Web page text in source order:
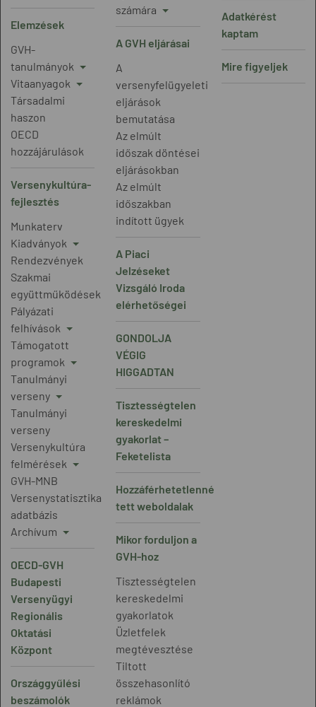
Elemzések
GVH-
tanulmányok
Vitaanyagok
Társadalmi
haszon
OECD
hozzájárulások
Versenykultúra-
fejlesztés
Munkaterv
Kiadványok
Rendezvények
Szakmai
együttműködések
Pályázati
felhívások
Támogatott
programok
Tanulmányi
verseny
Tanulmányi
verseny
Versenykultúra
felmérések
GVH-MNB
Versenystatisztika
adatbázis
Archívum
OECD-GVH
Budapesti
Versenyügyi
Regionális
Oktatási
Központ
Országgyűlési
beszámolók
számára
A GVH eljárásai
A
versenyfelügyeleti
eljárások
bemutatása
Az elmúlt
időszak döntései
eljárásokban
Az elmúlt
időszakban
indított ügyek
A Piaci
Jelzéseket
Vizsgáló Iroda
elérhetőségei
GONDOLJA
VÉGIG
HIGGADTAN
Tisztességtelen
kereskedelmi
gyakorlat –
Feketelista
Hozzáférhetetlenné
tett weboldalak
Mikor forduljon a
GVH-hoz
Tisztességtelen
kereskedelmi
gyakorlatok
Üzletfelek
megtévesztése
Tiltott
összehasonlító
reklámok
Adatkérést
kaptam
Mire figyeljek